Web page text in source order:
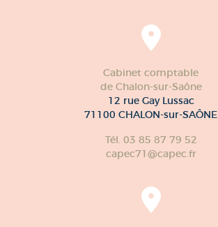
Cabinet comptable
de Chalon-sur-Saône
12 rue Gay Lussac
71100 CHALON-sur-SAÔNE
Tél. 03 85 87 79 52
capec71@capec.fr